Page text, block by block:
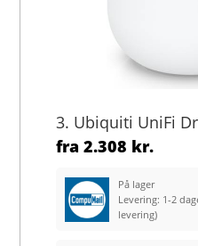
3. Ubiquiti UniFi
fra2.308 kr.
På lager
Levering: 1-2
levering)